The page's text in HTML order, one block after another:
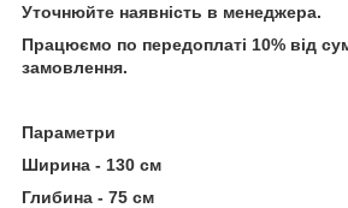
Уточнюйте наявність в менеджера.
Працюємо по передоплаті 10% від
замовлення.
Параметри
Ширина - 130 см
Глибина - 75 см